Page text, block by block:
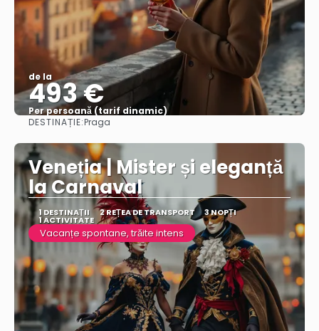
de la
493 €
Per persoană (tarif dinamic)
DESTINAȚIE:Praga
Veneția | Mister și eleganță
la Carnaval
1 DESTINAŢII 2 REȚEA DE TRANSPORT 3 NOPȚI
1 ACTIVITATE
Vacanțe spontane, trăite intens